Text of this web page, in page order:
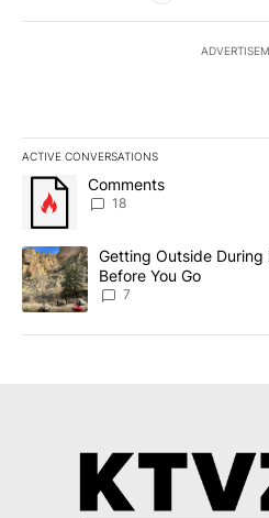
ACTIVE CONVERSATIONS
The following is a list of the
A trending article titled
Comments
18
A trending article titled "Getting
Getting Outside During
Before You Go
7